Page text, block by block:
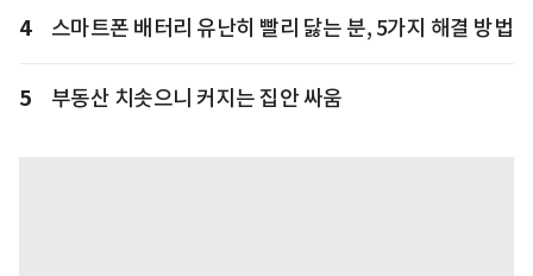
4 스마트폰 배터리 유난히 빨리 닳는 분, 5가지 해결 방법
5 부동산 치솟으니 커지는 집안 싸움